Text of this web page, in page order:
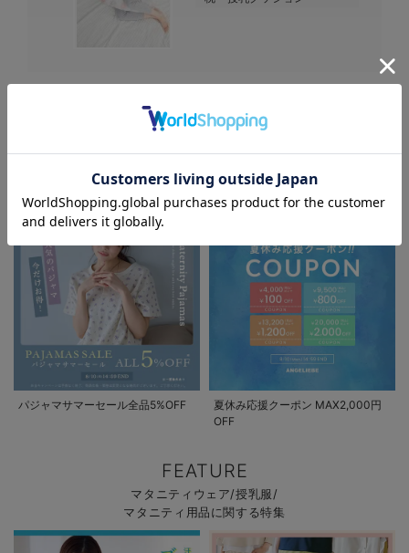
お気に入り商品を確認する
セール / キャンペーン / クーポン情報
パジャマサマーセール全品5%OFF
夏休み応援クーポン MAX2,000円
OFF
FEATURE
マタニティウェア/授乳服/
マタニティ用品に関する特集